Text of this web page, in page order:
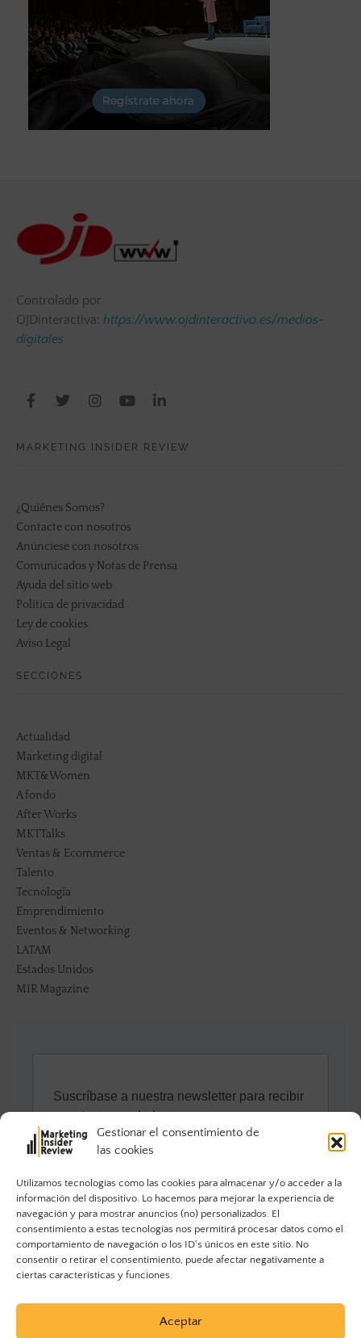
Gestionar el consentimiento de
las cookies
Utilizamos tecnologías como las cookies para almacenar y/o acceder a la
información del dispositivo. Lo hacemos para mejorar la experiencia de
navegación y para mostrar anuncios (no) personalizados. El
consentimiento a estas tecnologías nos permitirá procesar datos como el
comportamiento de navegación o los ID's únicos en este sitio. No
consentir o retirar el consentimiento, puede afectar negativamente a
ciertas características y funciones.
Aceptar
Controlado por
OJDinteractiva: https://www.ojdinteractiva.es/medios-
digitales
MARKETING INSIDER REVIEW
¿Quiénes Somos?
Contacte con nosotros
Anúnciese con nosotros
Comunicados y Notas de Prensa
Ayuda del sitio web
Política de privacidad
Ley de cookies
Aviso Legal
SECCIONES
Actualidad
Marketing digital
MKT&Women
A fondo
After Works
MKTTalks
Ventas & Ecommerce
Talento
Tecnología
Emprendimiento
Eventos & Networking
LATAM
Estados Unidos
MIR Magazine